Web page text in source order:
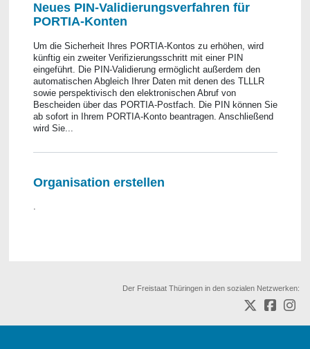
Neues PIN-Validierungsverfahren für
PORTIA-Konten
Um die Sicherheit Ihres PORTIA-Kontos zu erhöhen, wird
künftig ein zweiter Verifizierungsschritt mit einer PIN
eingeführt. Die PIN-Validierung ermöglicht außerdem den
automatischen Abgleich Ihrer Daten mit denen des TLLLR
sowie perspektivisch den elektronischen Abruf von
Bescheiden über das PORTIA-Postfach. Die PIN können Sie
ab sofort in Ihrem PORTIA-Konto beantragen. Anschließend
wird Sie...
Organisation erstellen
.
Der Freistaat Thüringen in den sozialen Netzwerken: